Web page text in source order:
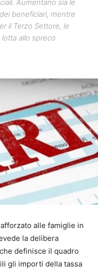
Aumentano sia le
beneficiari, mentre
il Terzo Settore, le
allo spreco
alle famiglie in
la delibera
definisce il quadro
gli importi della tassa